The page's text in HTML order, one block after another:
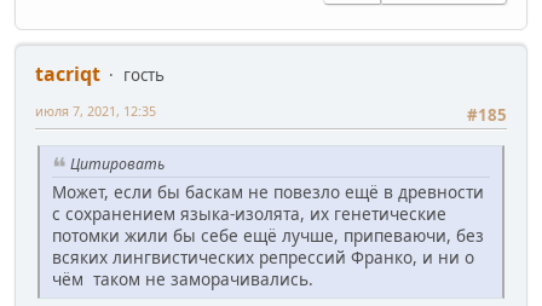
ta‍criqt
гость
#185
июля 7, 2021, 12:35
Цитировать
Может, если бы баскам не повезло ещё в древности
с сохранением языка-изолята, их генетические
потомки жили бы себе ещё лучше, припеваючи, без
всяких лингвистических репрессий Франко, и ни о
чём таком не заморачивались.